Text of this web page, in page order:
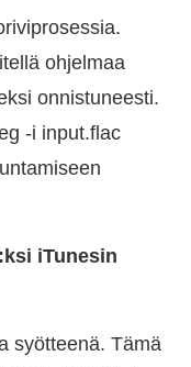
ohjelmaa
onnistuneesti.
-i input.flac
iTunesin
syötteenä. Tämä